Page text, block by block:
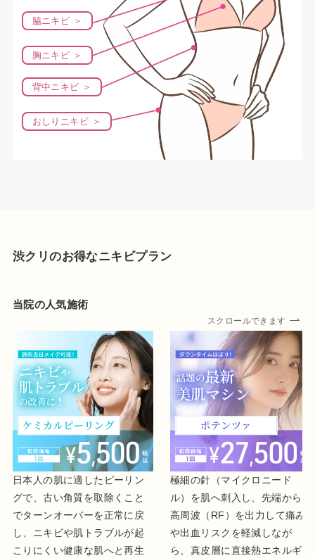
脇ニキビ ＞
胸ニキビ ＞
背中ニキビ ＞
おしりニキビ ＞
渋クリのお得なニキビプラン
当院の人気施術
スクロールできます
日本人の肌に適したピーリン
グで、古い角質を取除くこと
でターンオーバーを正常に戻
し、ニキビや肌トラブルが起
こりにくい健康な肌へと再生
極細の針（マイクロニード
ル）を肌へ刺入し、先端から
高周波（RF）を出力して痛み
や出血リスクを軽減しなが
ら、真皮層に直接熱エネルギ